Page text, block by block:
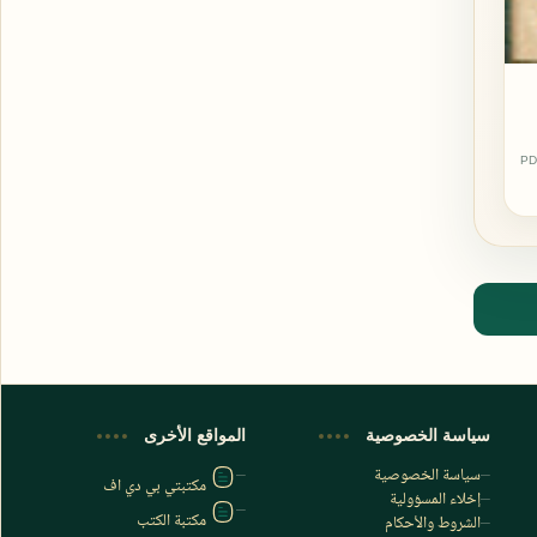
اشترك الآن
اشترك في قناتنا على تليجرام سياسة الخصوصية
سياسة الخصوصية
إخلاء المسؤولية
الشروط والأحكام
المواقع الأخرى
مكتبتي بي دي اف
مكتبة الكتب